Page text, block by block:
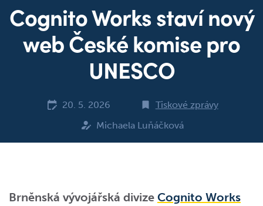
Cognito Works staví nový
web České komise pro
UNESCO
20. 5. 2026
Tiskové zprávy
Michaela Luňáčková
Brněnská vývojářská divize Cognito Works